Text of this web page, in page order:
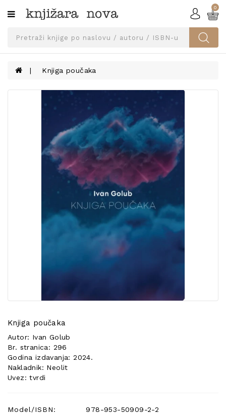
Kategorije
SVEUČILIŠNA
UDŽBENICI
KNJIGE
0
Knjiga poučaka
Knjiga poučaka
Autor: Ivan Golub
Br. stranica: 296
Godina izdavanja: 2024.
Nakladnik: Neolit
Uvez: tvrdi
Model/ISBN:
978-953-50909-2-2